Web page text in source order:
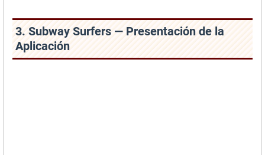
3. Subway Surfers — Presentación de la
Aplicación